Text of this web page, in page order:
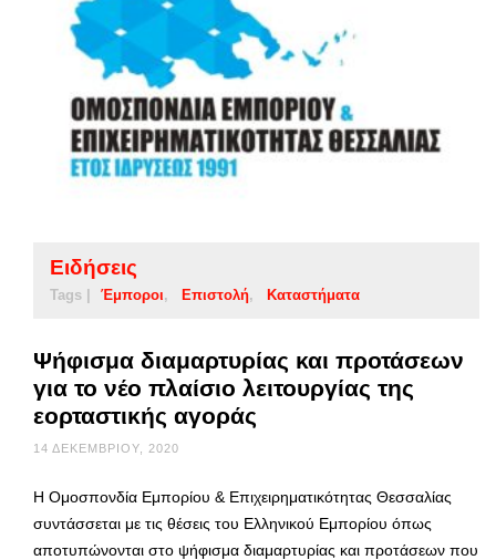
Ειδήσεις
Tags | Έμποροι Επιστολή Καταστήματα
Ψήφισμα διαμαρτυρίας και προτάσεων
για το νέο πλαίσιο λειτουργίας της
εορταστικής αγοράς
14 ΔΕΚΕΜΒΡΊΟΥ, 2020
Η Ομοσπονδία Εμπορίου & Επιχειρηματικότητας Θεσσαλίας
συντάσσεται με τις θέσεις του Ελληνικού Εμπορίου όπως
αποτυπώνονται στο ψήφισμα διαμαρτυρίας και προτάσεων που